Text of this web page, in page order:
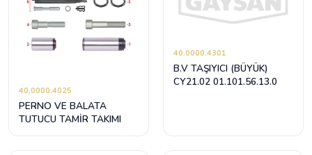
40.0000.4025
PERNO VE BALATA
TUTUCU TAMİR TAKIMI
40.0000.4301
B.V TAŞIYICI (BÜYÜK)
CY21.02 01.101.56.13.0